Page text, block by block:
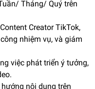
Tháng/ Quý trên
Creator TikTok,
nhiệm vụ, và giám
việc phát triển ý tưởng,
nội dung trên